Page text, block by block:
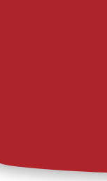
opção. O
O mais
ordens de Sérgio